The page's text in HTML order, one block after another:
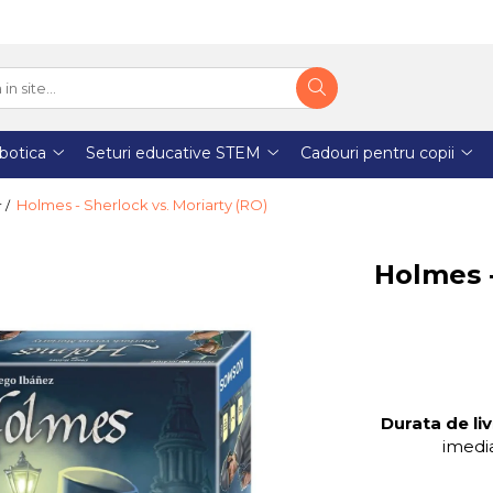
Seturi educative STEM Cadouri pentru copii
/ Holmes - Sherlock vs. Moriarty (RO)
Holmes
Durata de